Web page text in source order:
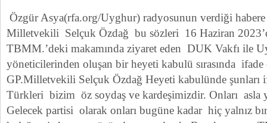
Özgür Asya(rfa.org/Uyghur) radyosunun verdiği
Milletvekili Selçuk Özdağ bu sözleri 16 Haziran
TBMM.’deki makamında ziyaret eden DUK Vakfı ile
yöneticilerinden oluşan bir heyeti kabulü sırasında
GP.Milletvekili Selçuk Özdağ Heyeti kabulünde şunları
Türkleri bizim öz soydaş ve kardeşimizdir. Onları asla
Gelecek partisi olarak onları bugüne kadar hiç yalnız